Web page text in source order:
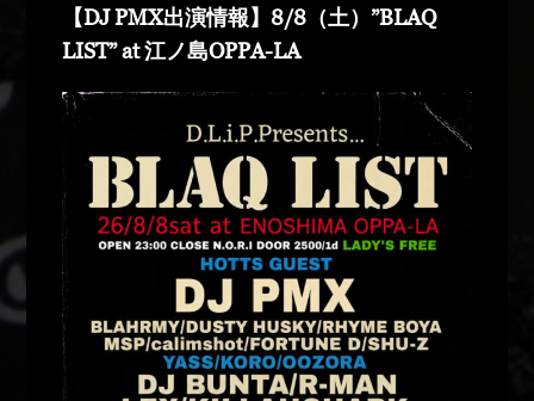
【DJ PMX出演情報】8/8（土）”BLAQ
LIST” at 江ノ島OPPA-LA